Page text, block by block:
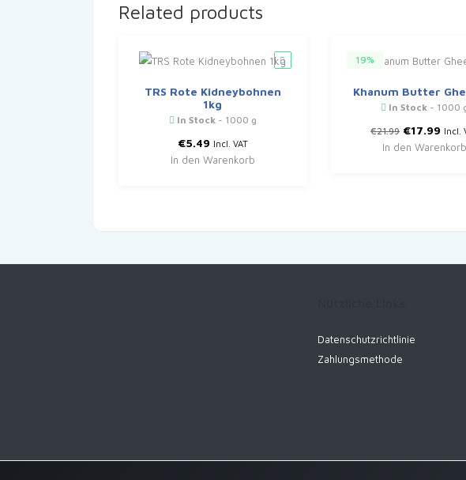
Related products
TRS Rote Kidneybohnen
1kg
In Stock- 1000 g
€5.49 Incl. VAT
In den Warenkorb
19%
Khanum Butter
In Stock - 1000
€21.99
Preis
war:
€17.99
Preis
ist:
Incl.
In den Warenkorb
Datenschutzrichtlinie
Zahlungsmethode